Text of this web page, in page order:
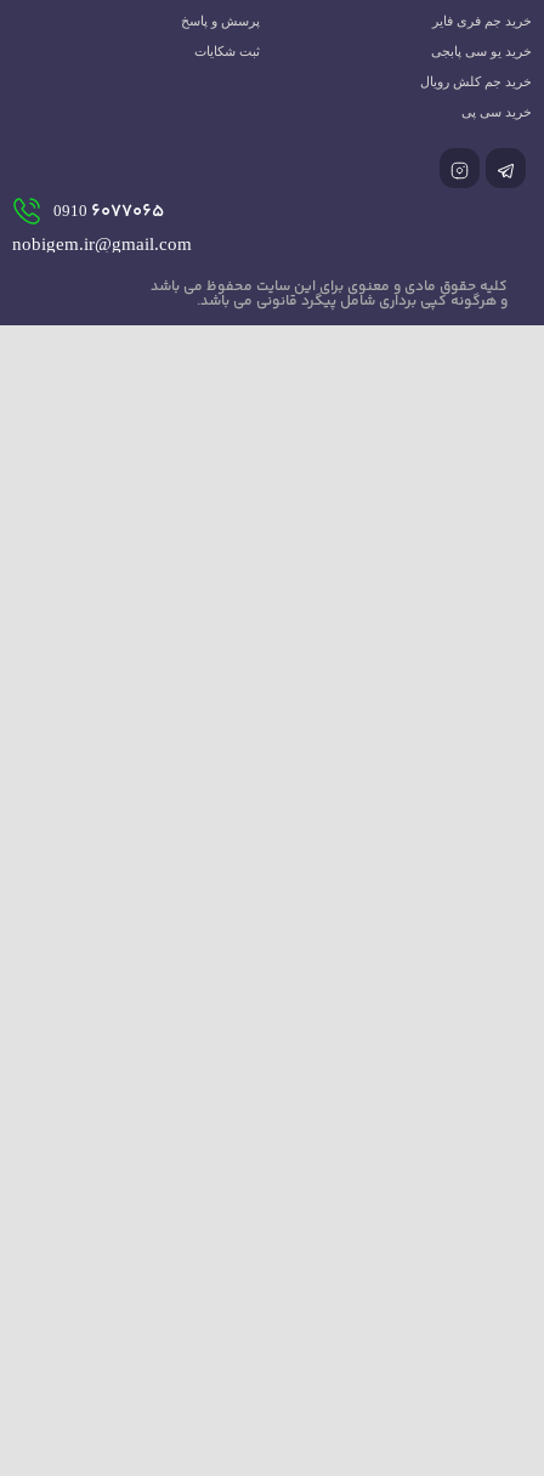
خرید جم فری فایر
خرید یو سی پابجی
خرید جم کلش رویال
خرید سی پی
پرسش و پاسخ
ثبت شکایات
6077065
0910
nobigem.ir@gmail.com
کلیه حقوق مادی و معنوی برای این سایت محفوظ می باشد
و هرگونه کپی برداری شامل پیگرد قانونی می باشد.